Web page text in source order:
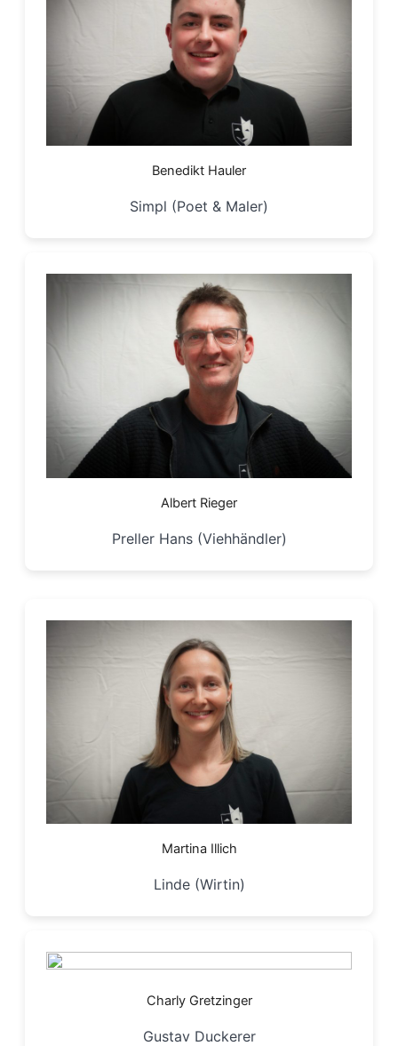
Benedikt Hauler
Simpl (Poet & Maler)
Albert Rieger
Preller Hans (Viehhändler)
Martina Illich
Linde (Wirtin)
Charly Gretzinger
Gustav Duckerer